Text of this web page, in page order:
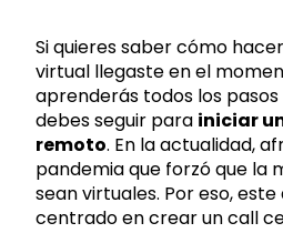
Si quieres saber cómo
virtual llegaste en el
aprenderás todos los
debes seguir para iniciar
remoto. En la actualidad,
pandemia que forzó que la
sean virtuales. Por eso,
centrado en crear un call